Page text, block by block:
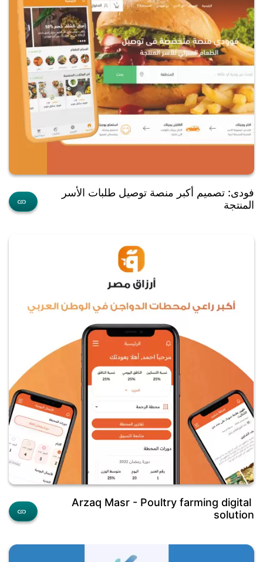
فودى: تصميم أكبر منصة توصيل طلبات الأسر
المنتجة
Arzaq Masr - Poultry farming digital
solution